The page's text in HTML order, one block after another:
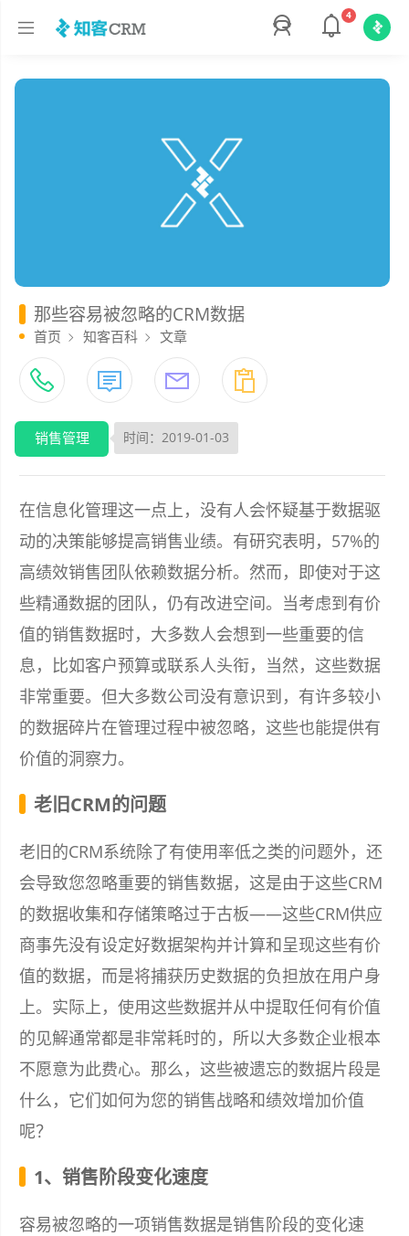
4
那些容易被忽略的CRM数据
首页 知客百科 文章
销售管理 时间：2019-01-03
在信息化管理这一点上，没有人会怀疑基于数据驱
动的决策能够提高销售业绩。有研究表明，57%的
高绩效销售团队依赖数据分析。然而，即使对于这
些精通数据的团队，仍有改进空间。当考虑到有价
值的销售数据时，大多数人会想到一些重要的信
息，比如客户预算或联系人头衔，当然，这些数据
非常重要。但大多数公司没有意识到，有许多较小
的数据碎片在管理过程中被忽略，这些也能提供有
价值的洞察力。
老旧CRM的问题
老旧的CRM系统除了有使用率低之类的问题外，还
会导致您忽略重要的销售数据，这是由于这些CRM
的数据收集和存储策略过于古板——这些CRM供应
商事先没有设定好数据架构并计算和呈现这些有价
值的数据，而是将捕获历史数据的负担放在用户身
上。实际上，使用这些数据并从中提取任何有价值
的见解通常都是非常耗时的，所以大多数企业根本
不愿意为此费心。那么，这些被遗忘的数据片段是
什么，它们如何为您的销售战略和绩效增加价值
呢？
1、销售阶段变化速度
容易被忽略的一项销售数据是销售阶段的变化速